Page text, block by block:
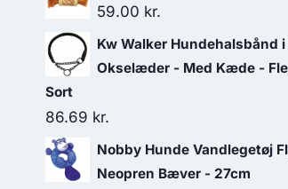
59.00 kr.
Kw Walker Hundehalsbånd
Okselæder - Med Kæde -
Sort
86.69 kr.
Nobby Hunde Vandlegetøj
Neopren Bæver - 27cm